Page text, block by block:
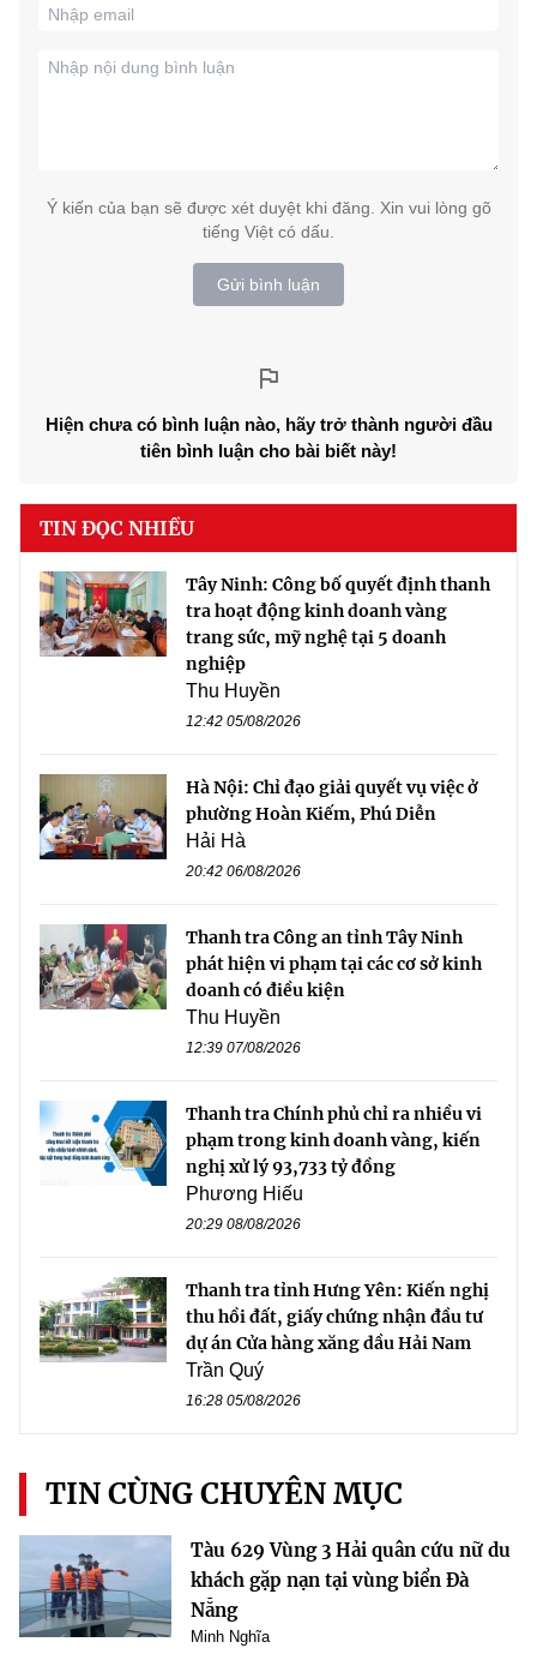
Ý kiến của bạn sẽ được xét duyệt khi đăng. Xin vui lòng gõ
tiếng Việt có dấu.
Gửi bình luận
Hiện chưa có bình luận nào, hãy trở thành người đầu
tiên bình luận cho bài biết này!
TIN ĐỌC NHIỀU
Tây Ninh: Công bố quyết định thanh
tra hoạt động kinh doanh vàng
trang sức, mỹ nghệ tại 5 doanh
nghiệp
Thu Huyền
12:42 05/08/2026
Hà Nội: Chỉ đạo giải quyết vụ việc ở
phường Hoàn Kiếm, Phú Diễn
Hải Hà
20:42 06/08/2026
Thanh tra Công an tỉnh Tây Ninh
phát hiện vi phạm tại các cơ sở kinh
doanh có điều kiện
Thu Huyền
12:39 07/08/2026
Thanh tra Chính phủ chỉ ra nhiều vi
phạm trong kinh doanh vàng, kiến
nghị xử lý 93,733 tỷ đồng
Phương Hiếu
20:29 08/08/2026
Thanh tra tỉnh Hưng Yên: Kiến nghị
thu hồi đất, giấy chứng nhận đầu tư
dự án Cửa hàng xăng dầu Hải Nam
Trần Quý
16:28 05/08/2026
TIN CÙNG CHUYÊN MỤC
Tàu 629 Vùng 3 Hải quân cứu nữ du
khách gặp nạn tại vùng biển Đà
Nẵng
Minh Nghĩa